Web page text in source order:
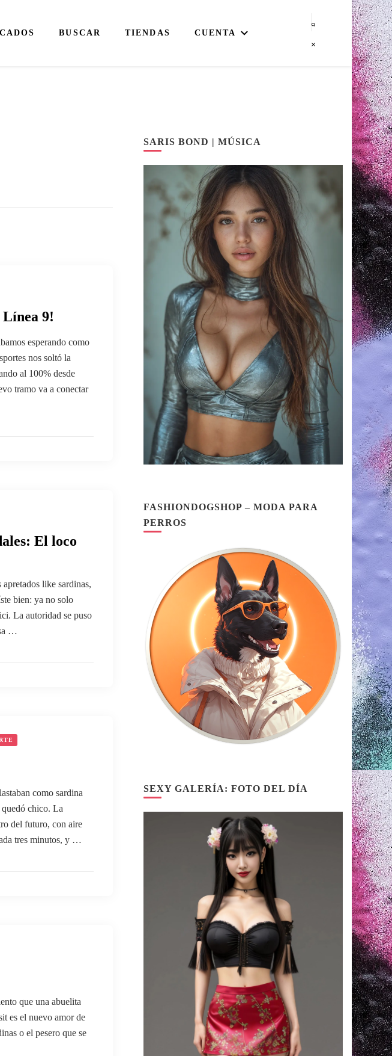
BUSCAR TIENDAS CUENTA
9!
esperando como
nos soltó la
al 100% desde
tramo va a conectar
El loco
like sardinas,
bien: ya no solo
La autoridad se puso
…
como sardina
quedó chico. La
del futuro, con aire
tres minutos, y …
que una abuelita
es el nuevo amor de
o el pesero que se
SARIS BOND | MÚSICA
FASHIONDOGSHOP – MODA PARA
PERROS
SEXY GALERÍA: FOTO DEL DÍA